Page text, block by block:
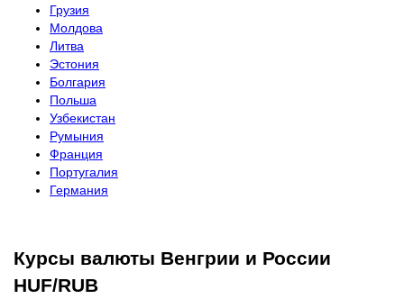
Грузия
Молдова
Литва
Эстония
Болгария
Польша
Узбекистан
Румыния
Франция
Португалия
Германия
Курсы валюты Венгрии и России
HUF/RUB